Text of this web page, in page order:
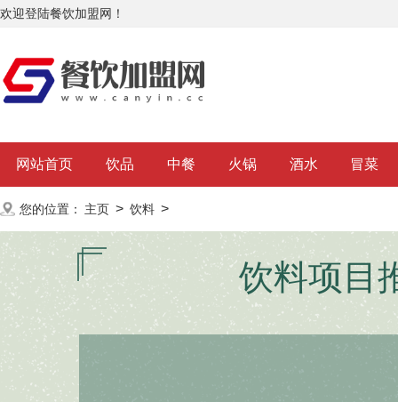
欢迎登陆餐饮加盟网！
网站首页 饮品 中餐 火锅 酒水 冒菜
您的位置： 主页 > 饮料 >
饮料项目